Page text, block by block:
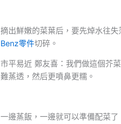
摘出鮮嫩的菜葉后，要先焯水往
Benz零件切碎。
市平易近 鄭友喜：我們做這個芥
難蒸透，然后更噴鼻更糯。
一邊蒸飯，一邊就可以準備配菜